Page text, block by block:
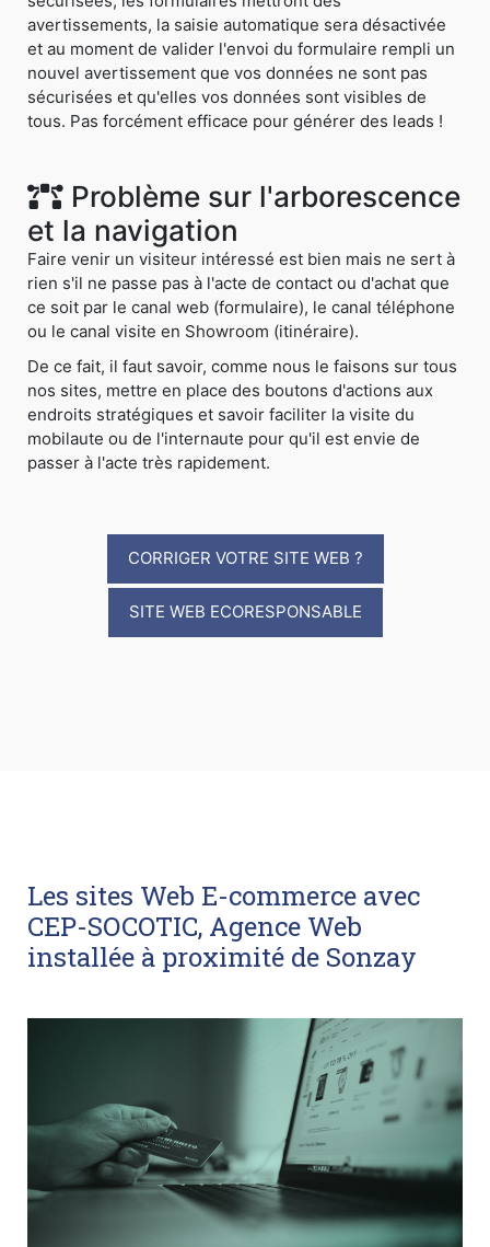
avertissements, la saisie automatique sera désactivée
et au moment de valider l'envoi du formulaire rempli un
nouvel avertissement que vos données ne sont pas
sécurisées et qu'elles vos données sont visibles de
tous. Pas forcément efficace pour générer des leads !
Problème sur l'arborescence
et la navigation
Faire venir un visiteur intéressé est bien mais ne sert à
rien s'il ne passe pas à l'acte de contact ou d'achat que
ce soit par le canal web (formulaire), le canal téléphone
ou le canal visite en Showroom (itinéraire).
De ce fait, il faut savoir, comme nous le faisons sur tous
nos sites, mettre en place des boutons d'actions aux
endroits stratégiques et savoir faciliter la visite du
mobilaute ou de l'internaute pour qu'il est envie de
passer à l'acte très rapidement.
CORRIGER VOTRE SITE WEB ?
SITE WEB ECORESPONSABLE
Les sites Web E-commerce avec
CEP-SOCOTIC, Agence Web
installée à proximité de Sonzay